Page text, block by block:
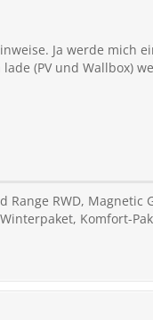
Ja werde mich
lade (PV und Wallbox)
Range RWD,
Komfort-